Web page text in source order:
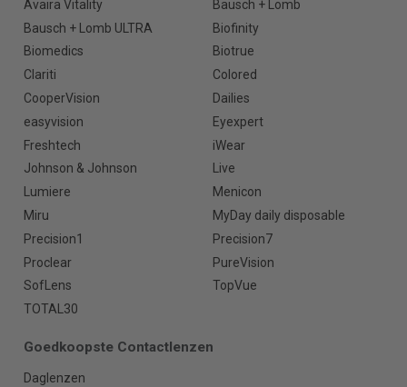
Avaira Vitality
Bausch + Lomb
Bausch + Lomb ULTRA
Biofinity
Biomedics
Biotrue
Clariti
Colored
CooperVision
Dailies
easyvision
Eyexpert
Freshtech
iWear
Johnson & Johnson
Live
Lumiere
Menicon
Miru
MyDay daily disposable
Precision1
Precision7
Proclear
PureVision
SofLens
TopVue
TOTAL30
Goedkoopste Contactlenzen
Daglenzen